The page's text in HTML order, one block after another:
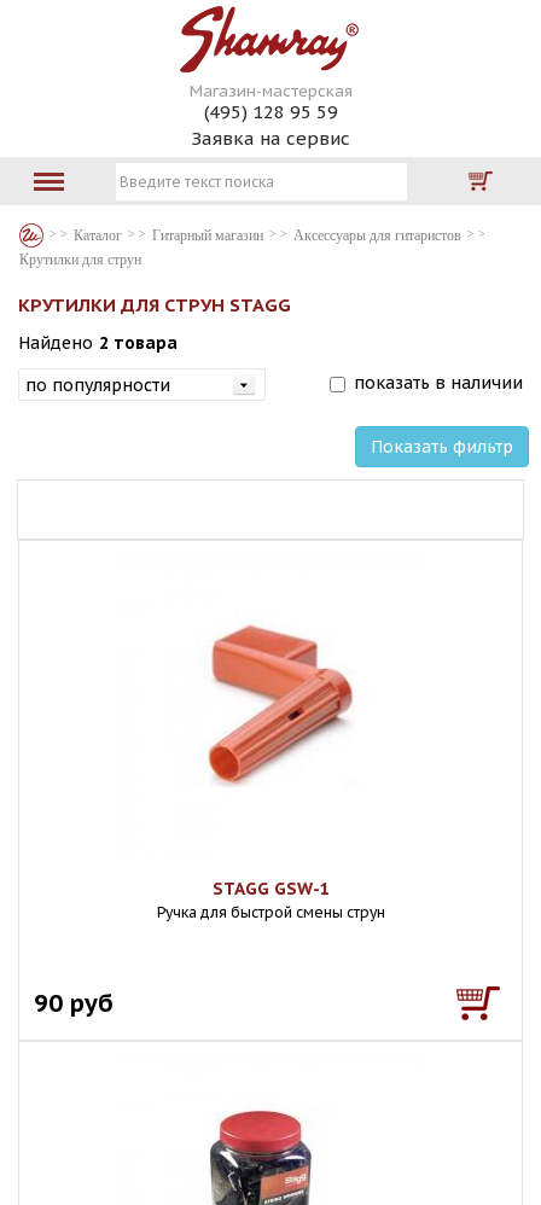
Магазин-мастерская
(495) 128 95 59
Заявка на сервис
Каталог Гитарный магазин
Аксессуары для гитаристов
Крутилки для струн
КРУТИЛКИ ДЛЯ СТРУН STAGG
Найдено 2 товара
показать в наличии
Показать фильтр
STAGG GSW-1
Ручка для быстрой смены струн
90 руб